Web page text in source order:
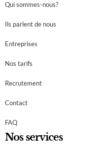
Qui sommes-nous?
Ils parlent de nous
Entreprises
Nos tarifs
Recrutement
Contact
FAQ
Nos services